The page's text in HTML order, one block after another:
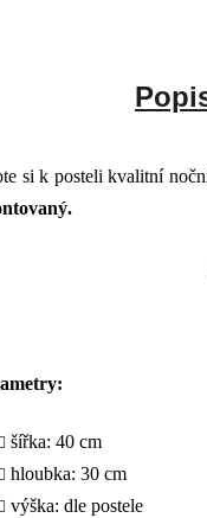
si k posteli kvalitní
:
šířka: 40 cm
hloubka: 30 cm
výška: dle postele